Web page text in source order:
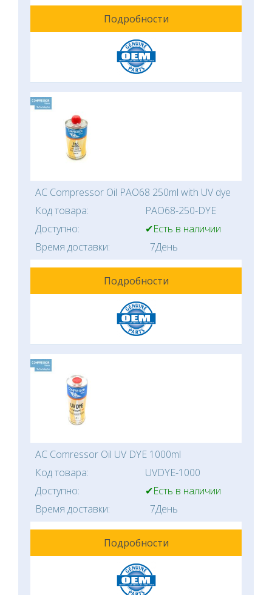
Подробности
AC Compressor Oil PAO68 250ml with UV dye
Код товара:
PAO68-250-DYE
Доступно:
✔Есть в наличии
Время доставки:
7День
Подробности
AC Comressor Oil UV DYE 1000ml
Код товара:
UVDYE-1000
Доступно:
✔Есть в наличии
Время доставки:
7День
Подробности